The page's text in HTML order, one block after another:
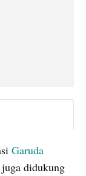
Garuda
didukung